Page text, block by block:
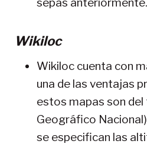
Wikiloc
Wikiloc cuenta con
una de las ventajas
estos mapas son
Geográfico
se especifican las